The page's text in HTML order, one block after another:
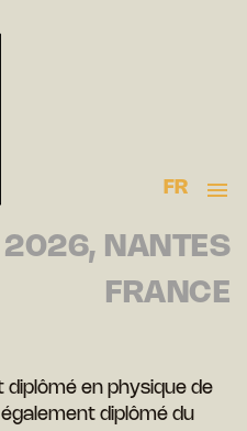
FR
2026, NANTES
FRANCE
diplômé en physique de
diplômé du